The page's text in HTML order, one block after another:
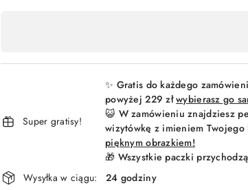
płatność
dostawa
Super gratisy!
✨ Gratis do każdego
powyżej 229 złwybierasz go
😺 W zamówieniu znajdziesz
wizytówkę z imieniem
pięknym obrazkiem!
🎁 Wszystkie paczki
Wysyłka w ciągu:
24 godziny